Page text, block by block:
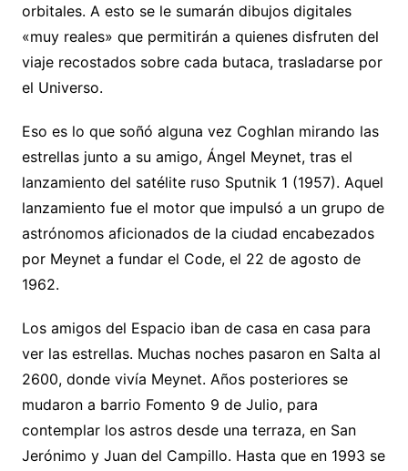
orbitales. A esto se le sumarán dibujos digitales
«muy reales» que permitirán a quienes disfruten del
viaje recostados sobre cada butaca, trasladarse por
el Universo.
Eso es lo que soñó alguna vez Coghlan mirando las
estrellas junto a su amigo, Ángel Meynet, tras el
lanzamiento del satélite ruso Sputnik 1 (1957). Aquel
lanzamiento fue el motor que impulsó a un grupo de
astrónomos aficionados de la ciudad encabezados
por Meynet a fundar el Code, el 22 de agosto de
1962.
Los amigos del Espacio iban de casa en casa para
ver las estrellas. Muchas noches pasaron en Salta al
2600, donde vivía Meynet. Años posteriores se
mudaron a barrio Fomento 9 de Julio, para
contemplar los astros desde una terraza, en San
Jerónimo y Juan del Campillo. Hasta que en 1993 se